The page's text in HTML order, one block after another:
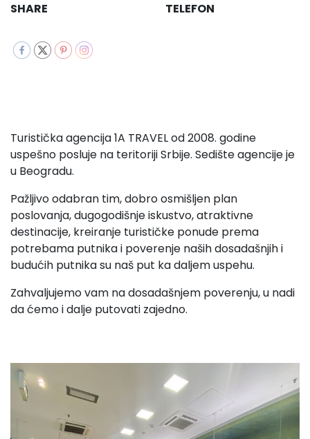
SHARE TELEFON
Turistička agencija 1A TRAVEL od 2008. godine
uspešno posluje na teritoriji Srbije. Sedište agencije je
u Beogradu.
Pažljivo odabran tim, dobro osmišljen plan
poslovanja, dugogodišnje iskustvo, atraktivne
destinacije, kreiranje turističke ponude prema
potrebama putnika i poverenje naših dosadašnjih i
budućih putnika su naš put ka daljem uspehu.
Zahvaljujemo vam na dosadašnjem poverenju, u nadi
da ćemo i dalje putovati zajedno.